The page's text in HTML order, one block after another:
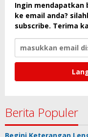
Ingin
ke email anda?
subscribe. Terima
Berita Populer